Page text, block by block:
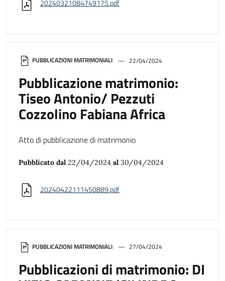
PUBBLICAZIONI MATRIMONIALI 27/04/2024
Pubblicazioni di matrimonio: DI
PUBBLICAZIONI MATRIMONIALI 22/04/2024
Pubblicazione matrimonio:
Tiseo Antonio/ Pezzuti
Cozzolino Fabiana Africa
Atto di pubblicazione di matrimonio
Pubblicato dal 22/04/2024 al 30/04/2024
20240422111450889.pdf
20240321084749175.pdf